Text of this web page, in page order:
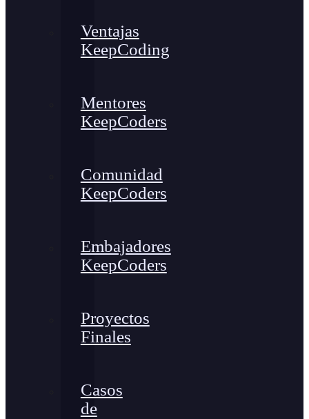
Ventajas
KeepCoding
Mentores
KeepCoders
Comunidad
KeepCoders
Embajadores
KeepCoders
Proyectos
Finales
Casos
de